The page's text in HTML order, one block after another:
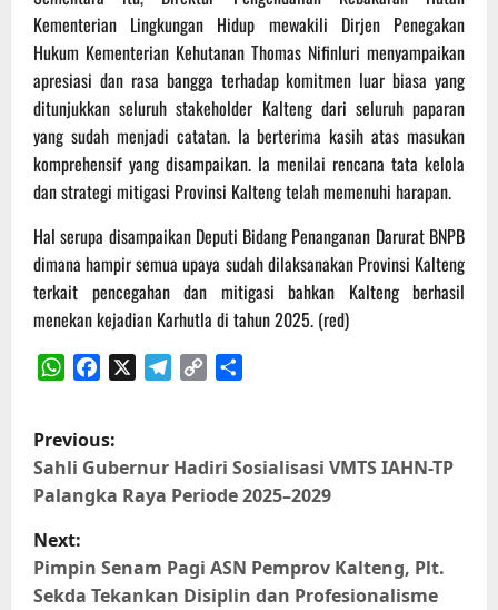
Kementerian Lingkungan Hidup mewakili Dirjen Penegakan
Hukum Kementerian Kehutanan Thomas Nifinluri menyampaikan
apresiasi dan rasa bangga terhadap komitmen luar biasa yang
ditunjukkan seluruh stakeholder Kalteng dari seluruh paparan
yang sudah menjadi catatan. Ia berterima kasih atas masukan
komprehensif yang disampaikan. Ia menilai rencana tata kelola
dan strategi mitigasi Provinsi Kalteng telah memenuhi harapan.
Hal serupa disampaikan Deputi Bidang Penanganan Darurat BNPB
dimana hampir semua upaya sudah dilaksanakan Provinsi Kalteng
terkait pencegahan dan mitigasi bahkan Kalteng berhasil
menekan kejadian Karhutla di tahun 2025. (red)
P
o
s
t
Previous:
Sahli Gubernur Hadiri Sosialisasi VMTS IAHN-TP
Palangka Raya Periode 2025–2029
Next:
Pimpin Senam Pagi ASN Pemprov Kalteng, Plt.
Sekda Tekankan Disiplin dan Profesionalisme